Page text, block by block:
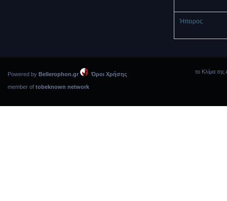
Ήπειρος
Powered by Bellerophon.gr Όροι Χρήσης
member of tobeknown network
το Κλίμα της